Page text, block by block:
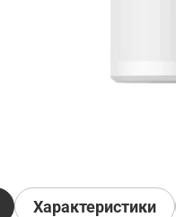
Характеристики